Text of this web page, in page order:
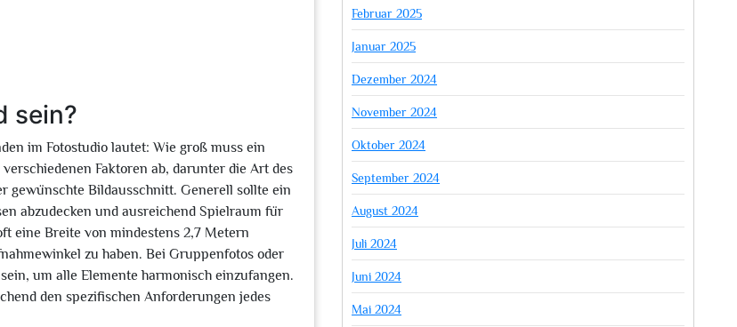
sein?
im Fotostudio lautet: Wie groß muss ein
Faktoren ab, darunter die Art des
gewünschte Bildausschnitt. Generell sollte ein
abzudecken und ausreichend Spielraum für
eine Breite von mindestens 2,7 Metern
zu haben. Bei Gruppenfotos oder
um alle Elemente harmonisch einzufangen.
den spezifischen Anforderungen jedes
Februar 2025
Januar 2025
Dezember 2024
November 2024
Oktober 2024
September 2024
August 2024
Juli 2024
Juni 2024
Mai 2024